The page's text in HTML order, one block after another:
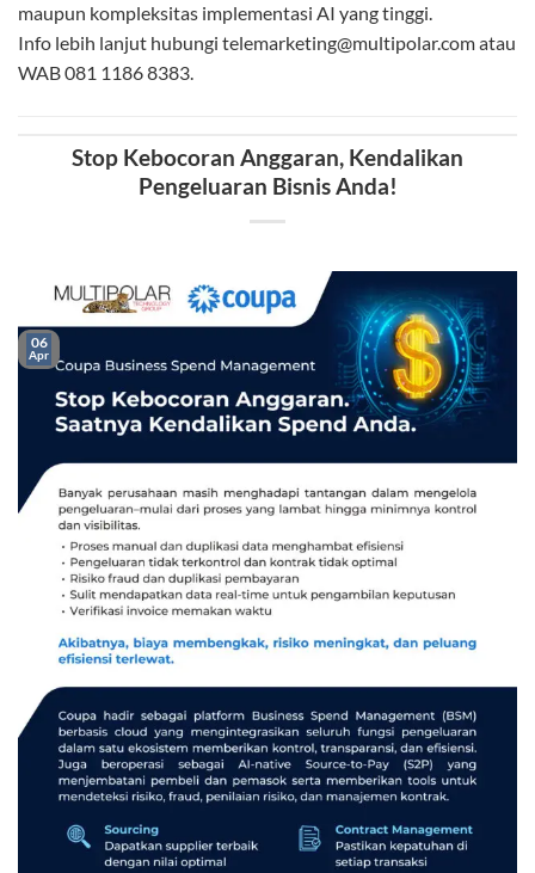
maupun kompleksitas implementasi AI yang tinggi.
Info lebih lanjut hubungi telemarketing@multipolar.com atau
WAB 081 1186 8383.
Stop Kebocoran Anggaran, Kendalikan
Pengeluaran Bisnis Anda!
06
Apr